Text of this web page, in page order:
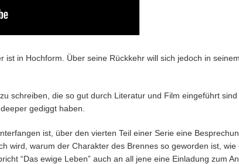
ist in Hochform. Über seine Rückkehr will sich jedoch in
schreiben, die so gut durch Literatur und Film eingeführt
gediggt haben.
ist, über den vierten Teil einer Serie eine
wird, warum der Charakter des Brennes so geworden ist,
“Das ewige Leben” auch an all jene eine Einladung zum